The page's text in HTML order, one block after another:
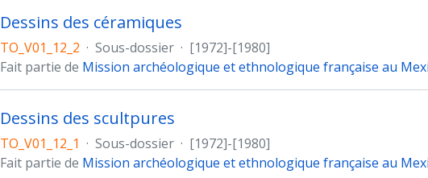
Dessins des céramiques
TO_V01_12_2 · Sous-dossier · [1972]-[1980]
Fait partie de Mission archéologique et ethnologique française au
Dessins des scultpures
TO_V01_12_1 · Sous-dossier · [1972]-[1980]
Fait partie de Mission archéologique et ethnologique française au